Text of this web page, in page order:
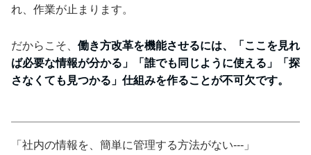
れ、作業が止まります。
だからこそ、 働き方改革を機能させるには、「ここを見れ
ば必要な情報が分かる」「誰でも同じように使える」「探
さなくても見つかる」仕組みを作ることが不可欠です。
「社内の情報を、簡単に管理する方法がない---」